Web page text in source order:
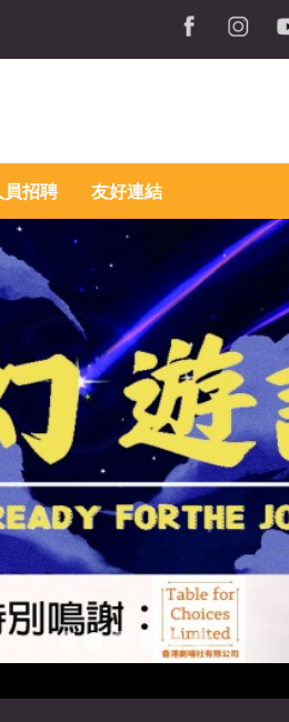
員招聘 友好連結